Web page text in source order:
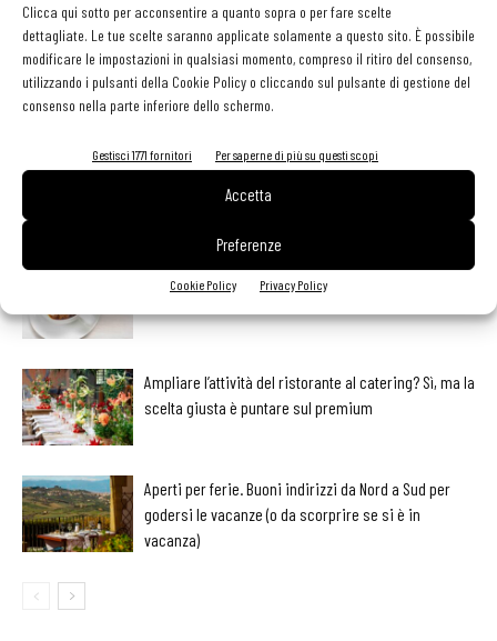
Clicca qui sotto per acconsentire a quanto sopra o per fare scelte
dettagliate. Le tue scelte saranno applicate solamente a questo sito. È possibile
modificare le impostazioni in qualsiasi momento, compreso il ritiro del consenso,
utilizzando i pulsanti della Cookie Policy o cliccando sul pulsante di gestione del
consenso nella parte inferiore dello schermo.
Gestisci 1771 fornitori Per saperne di più su questi scopi
Accetta
Preferenze
Cookie Policy Privacy Policy
Facebook Twitter
Metti il gusto del caffè a tutto pasto
Ampliare l’attività del ristorante al catering? Sì, ma la
scelta giusta è puntare sul premium
Aperti per ferie. Buoni indirizzi da Nord a Sud per
godersi le vacanze (o da scorprire se si è in
vacanza)